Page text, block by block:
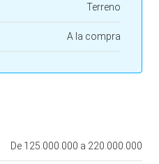
Terreno
A la compra
De 125.000.000 a 220.000.000